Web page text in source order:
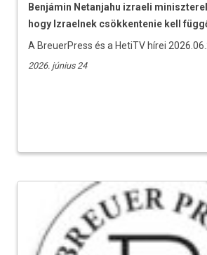
Benjámin Netanjahu izraeli
hogy Izraelnek csökkentenie kell
A BreuerPress és a HetiTV hírei
2026. június 24